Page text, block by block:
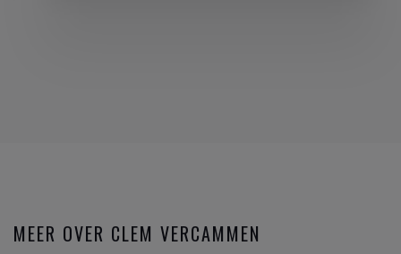
MEER OVER CLEM VERCAMMEN